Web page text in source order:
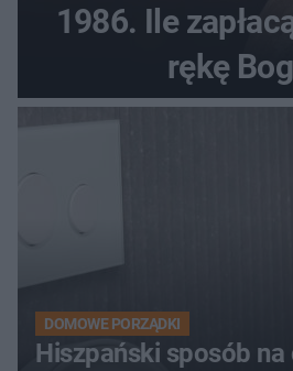
1986. Ile
rękę
DOMOWE PORZĄDKI
Hiszpański sposób